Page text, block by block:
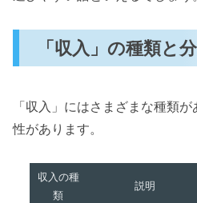
「収入」の種類と
「収入」にはさまざまな種類
性があります。
収入の種
類
説明